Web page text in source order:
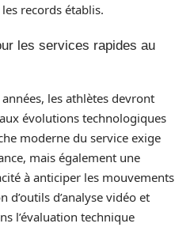
records établis.
les services rapides au
les athlètes devront
évolutions technologiques
moderne du service exige
mais également une
à anticiper les mouvements
d’outils d’analyse vidéo et
l’évaluation technique